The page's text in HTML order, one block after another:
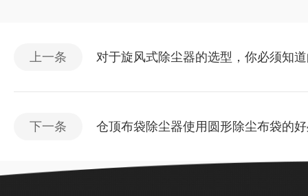
上一条 对于旋风式除尘器的选型，你必须知
下一条 仓顶布袋除尘器使用圆形除尘布袋的